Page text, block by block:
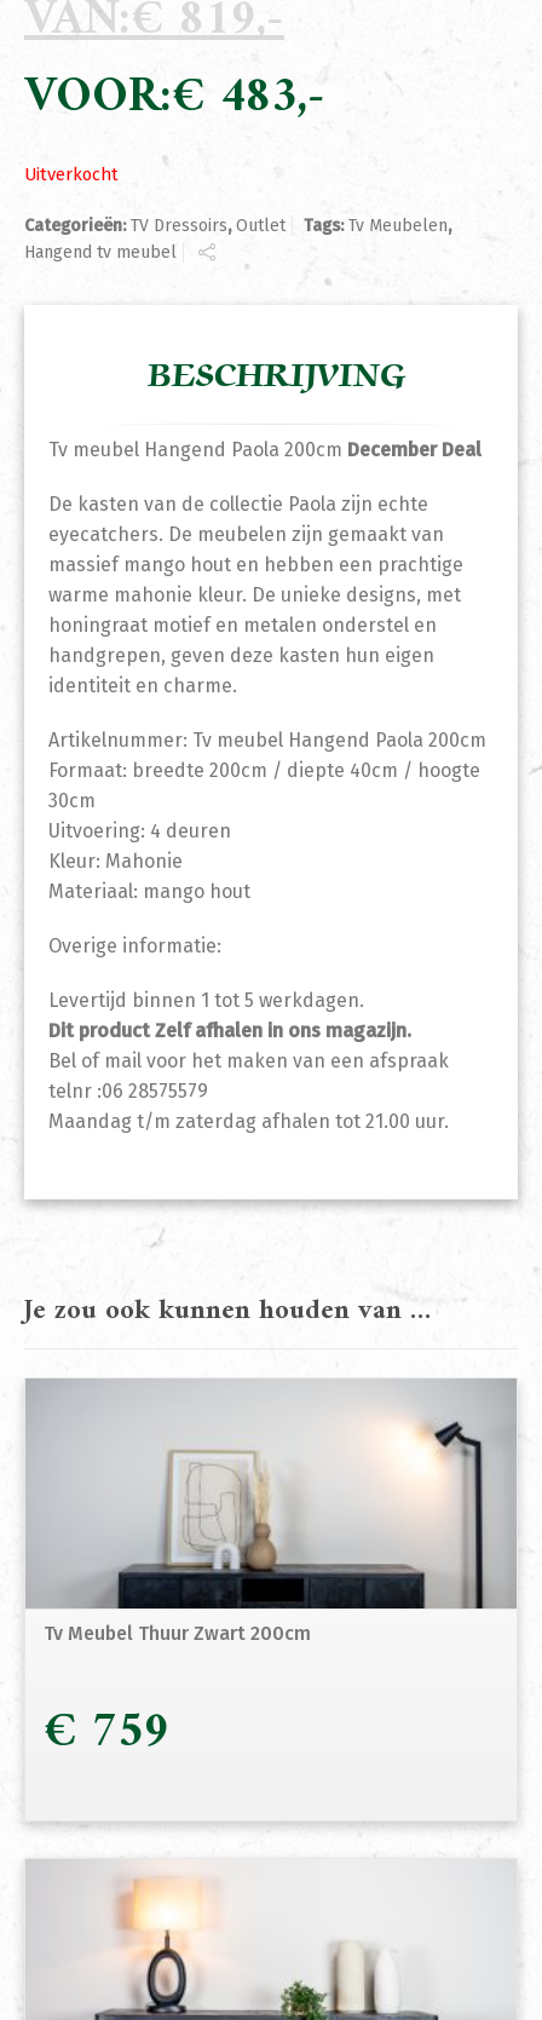
€819
prijs
was:
€ 819.
€ 483
Huidige
Uitverkocht
Categorieën:TV Dressoirs,Outlet Tags:Tv Meubelen,
Hangend tv meubel
BESCHRIJVING
Tv meubel Hangend Paola 200cm December Deal
De kasten van de collectie Paola zijn echte
eyecatchers. De meubelen zijn gemaakt van
massief mango hout en hebben een prachtige
warme mahonie kleur. De unieke designs, met
honingraat motief en metalen onderstel en
handgrepen, geven deze kasten hun eigen
identiteit en charme.
Artikelnummer: Tv meubel Hangend Paola 200cm
Formaat: breedte 200cm / diepte 40cm / hoogte
30cm
Uitvoering: 4 deuren
Kleur: Mahonie
Materiaal: mango hout
Overige informatie:
Levertijd binnen 1 tot 5 werkdagen.
Dit product Zelf afhalen in ons magazijn.
Bel of mail voor het maken van een afspraak
telnr :06 28575579
Maandag t/m zaterdag afhalen tot 21.00 uur.
Je zou ook kunnen houden van …
Tv Meubel Thuur Zwart 200cm
€ 759